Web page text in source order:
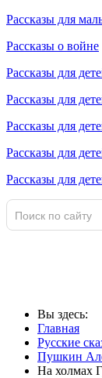
Рассказы для
Рассказы о войне
Рассказы для
Рассказы для
Рассказы для
Рассказы для
Рассказы для
Вы здесь:
Главная
Русские
Пушкин
На холмах